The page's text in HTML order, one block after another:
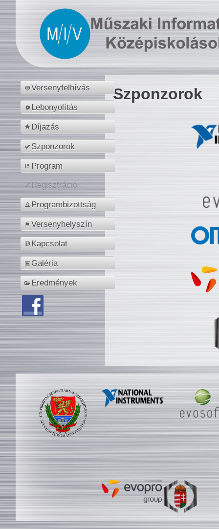
Versenyfelhívás
Lebonyolítás
Díjazás
Szponzorok
Program
Regisztráció
Programbizottság
Versenyhelyszín
Kapcsolat
Galéria
Eredmények
Szponzorok